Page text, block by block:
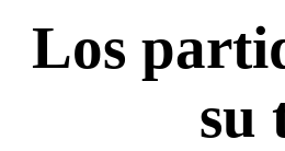
Los
su